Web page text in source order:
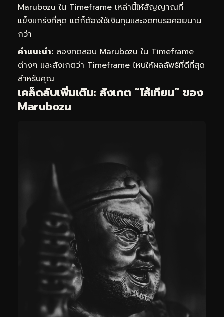
Marubozu ใน Timeframe เหล่านี้ให้สัญญาณที่
แข็งแกร่งที่สุด แต่ก็ต้องใช้เงินทุนและอดทนรอคอยนาน
กว่า
คำแนะนำ: ลองทดสอบ Marubozu ใน Timeframe
ต่างๆ และสังเกตว่า Timeframe ไหนให้ผลลัพธ์ที่ดีที่สุด
สำหรับคุณ
เคล็ดลับเพิ่มเติม: สังเกต “ไส้เทียน” ของ
Marubozu